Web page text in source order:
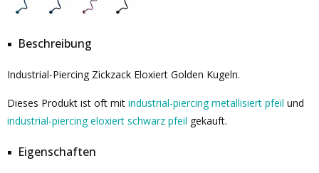
Beschreibung
Industrial-Piercing Zickzack Eloxiert Golden Kugeln.
Dieses Produkt ist oft mit industrial-piercing metallisiert pfeil und
industrial-piercing eloxiert schwarz pfeil gekauft.
Eigenschaften